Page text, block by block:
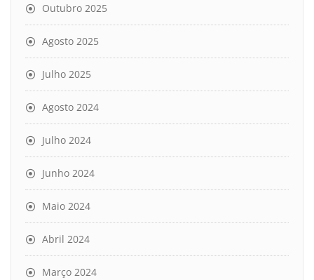
Outubro 2025
Agosto 2025
Julho 2025
Agosto 2024
Julho 2024
Junho 2024
Maio 2024
Abril 2024
Março 2024